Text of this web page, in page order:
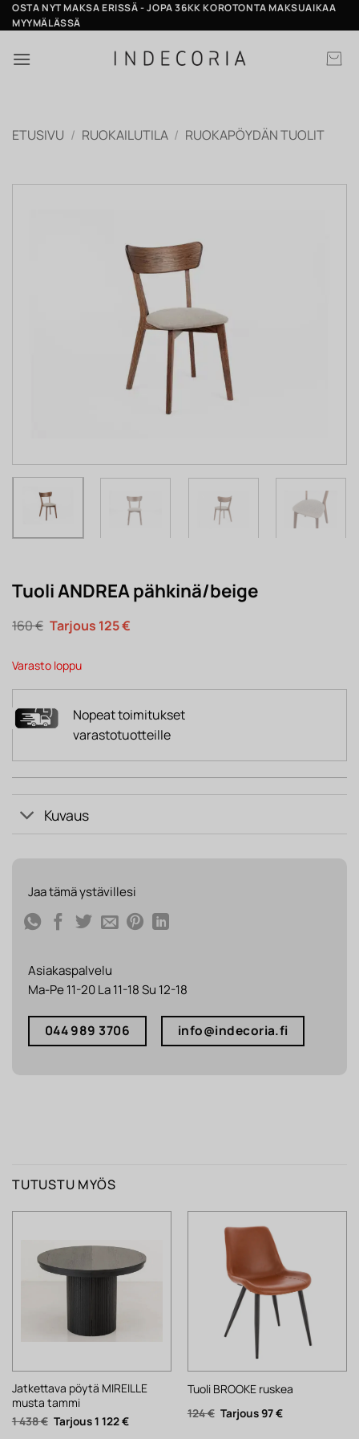
Skip
to
OSTA NYT MAKSA ERISSÄ - JOPA 36KK KOROTONTA MAKSUAIKAA
MYYMÄLÄSSÄ
ETUSIVU / RUOKAILUTILA / RUOKAPÖYDÄN TUOLIT
Tuoli ANDREA pähkinä/beige
160€ Alkuperäinen
hinta
160 €.
125€Nykyinen
Varasto loppu
Nopeat toimitukset
varastotuotteille
Kuvaus
Jaa tämä ystävillesi
Asiakaspalvelu
Ma-Pe 11-20 La 11-18 Su 12-18
044 989 3706 info@indecoria.fi
TUTUSTU MYÖS
Jatkettava pöytä MIREILLE
musta tammi
1 438€ Alkuperäinen
hinta
1 122€Nykyinen
Tuoli BROOKE ruskea
124€ Alkuperäinen
hinta
97€Nykyinen